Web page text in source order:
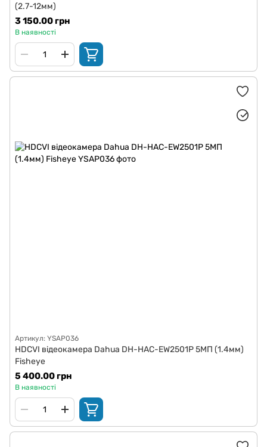
(2.7-12мм)
3 150.00 грн
В наявності
Артикул: YSAP036
HDCVI відеокамера Dahua DH-HAC-EW2501P 5МП (1.4мм)
Fisheye
5 400.00 грн
В наявності